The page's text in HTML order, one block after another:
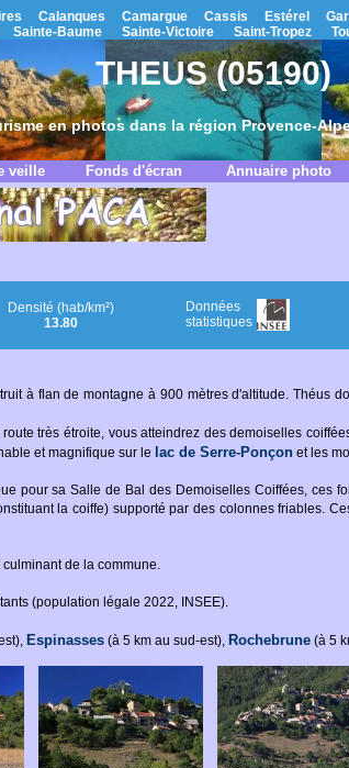
Calanques Camargue Cassis Estérel
Sainte-Baume Sainte-Victoire Saint-Tropez
THEUS (05190)
en photos dans la région Provence-
veille Fonds d'écran Annuaire photo
Densité (hab/km²)
13.80
Données
statistiques
à flan de montagne à 900 mètres d'altitude. Théus
très étroite, vous atteindrez des demoiselles
et magnifique sur le lac de Serre-Ponçonet les
pour sa Salle de Bal des Demoiselles Coiffées, ces
la coiffe) supporté par des colonnes friables.
de la commune.
(population légale 2022, INSEE).
Espinasses(à 5 km au sud-est), Rochebrune(à 5